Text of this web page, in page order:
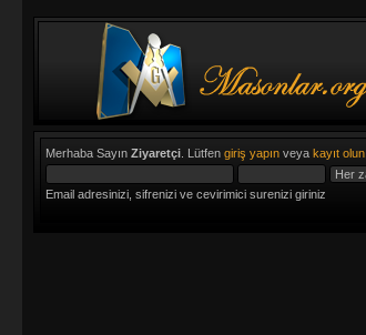
Merhaba SayınZiyaretçi . Lütfengiriş yapın veyakayıt olun
Email adresinizi, sifrenizi ve cevirimici surenizi giriniz